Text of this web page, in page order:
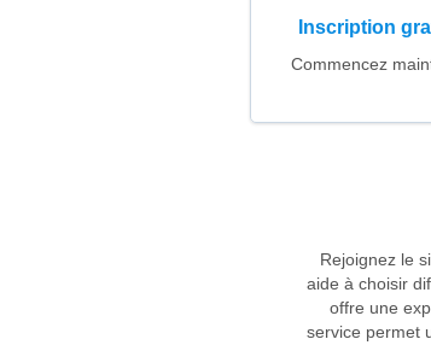
Inscription
Commencez
Rejoignez le
aide à choisir
offre une
service permet